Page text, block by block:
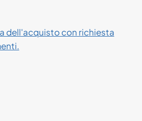
dell'acquisto con richiesta